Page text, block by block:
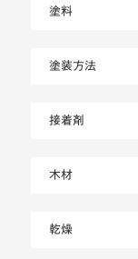
塗料
塗装方法
接着剤
木材
乾燥